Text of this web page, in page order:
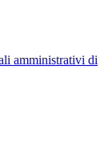
amministrativi di